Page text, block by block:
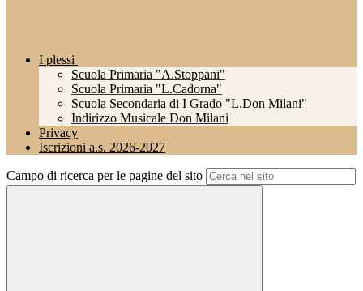
I plessi
Scuola Primaria "A.Stoppani"
Scuola Primaria "L.Cadorna"
Scuola Secondaria di I Grado "L.Don Milani"
Indirizzo Musicale Don Milani
Privacy
Iscrizioni a.s. 2026-2027
Campo di ricerca per le pagine del sito